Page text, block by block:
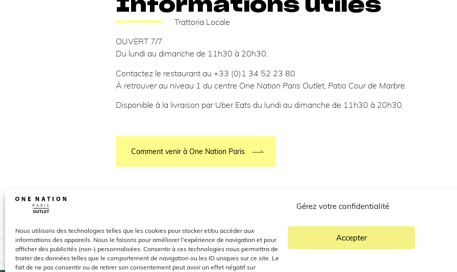
Gérez votre confidentialité
Nous utilisons des technologies telles que les cookies pour stocker et/ou accéder aux
informations des appareils. Nous le faisons pour améliorer l’expérience de navigation et pour
afficher des publicités (non-) personnalisées. Consentir à ces technologies nous permettra de
traiter des données telles que le comportement de navigation ou les ID uniques sur ce site. Le
fait de ne pas consentir ou de retirer son consentement peut avoir un effet négatif sur
Accepter
Informations utiles
Trattoria Locale
OUVERT 7/7
Du lundi au dimanche de 11h30 à 20h30.
Contactez le restaurant au +33 (0)1 34 52 23 80
À retrouver au niveau 1 du centre One Nation Paris Outlet, Patio Cour de Marbre.
Disponible à la livraison par Uber Eats du lundi au dimanche de 11h30 à 20h30.
Comment venir à One Nation Paris
PAUSES GOURMANDES
DÉCOUVRIR NOS RESTAURANTS & ÉPICERIES FINES